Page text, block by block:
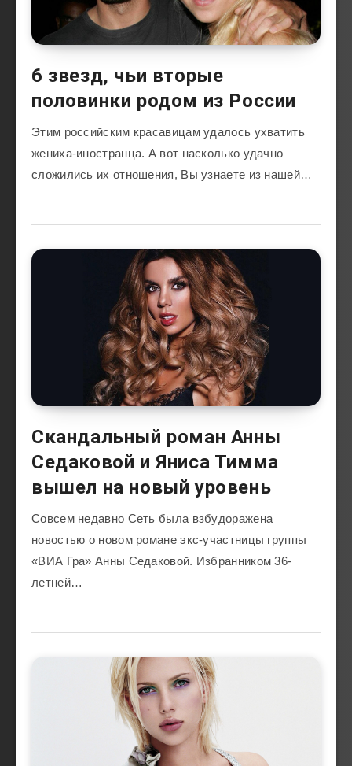
6 звезд, чьи вторые
половинки родом из России
Этим российским красавицам удалось ухватить
жениха-иностранца. А вот насколько удачно
сложились их отношения, Вы узнаете из нашей…
Скандальный роман Анны
Седаковой и Яниса Тимма
вышел на новый уровень
Совсем недавно Сеть была взбудоражена
новостью о новом романе экс-участницы группы
«ВИА Гра» Анны Седаковой. Избранником 36-
летней…